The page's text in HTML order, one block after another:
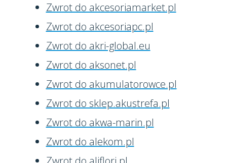
Zwrot do akcesoriamarket.pl
Zwrot do akcesoriapc.pl
Zwrot do akri-global.eu
Zwrot do aksonet.pl
Zwrot do akumulatorowce.pl
Zwrot do sklep.akustrefa.pl
Zwrot do akwa-marin.pl
Zwrot do alekom.pl